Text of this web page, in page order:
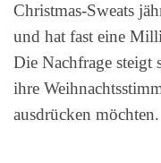
Christmas-Sweats
und hat fast eine
Die Nachfrage steigt
ihre
ausdrücken möchten.